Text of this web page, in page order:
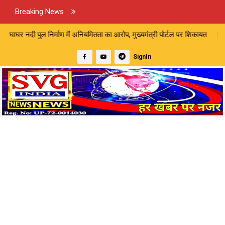
Breaking News
में अनियमितता का आरोप, मुख्यमंत्री पोर्टल पर शिकायत | मारपीट और
SignIn